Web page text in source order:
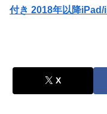
付き 2018年以降
X